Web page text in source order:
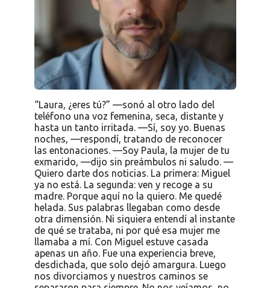
“Laura, ¿eres tú?” —sonó al otro lado del
teléfono una voz femenina, seca, distante y
hasta un tanto irritada. —Sí, soy yo. Buenas
noches, —respondí, tratando de reconocer
las entonaciones. —Soy Paula, la mujer de tu
exmarido, —dijo sin preámbulos ni saludo. —
Quiero darte dos noticias. La primera: Miguel
ya no está. La segunda: ven y recoge a su
madre. Porque aquí no la quiero. Me quedé
helada. Sus palabras llegaban como desde
otra dimensión. Ni siquiera entendí al instante
de qué se trataba, ni por qué esa mujer me
llamaba a mí. Con Miguel estuve casada
apenas un año. Fue una experiencia breve,
desdichada, que solo dejó amargura. Luego
nos divorciamos y nuestros caminos se